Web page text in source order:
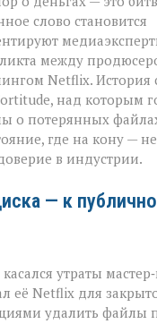
и
слово становится
между
Netflix. История
над которым
о потерянных
где на кону —
в индустрии.
— к
утраты
её Netflix для
удалить файлы